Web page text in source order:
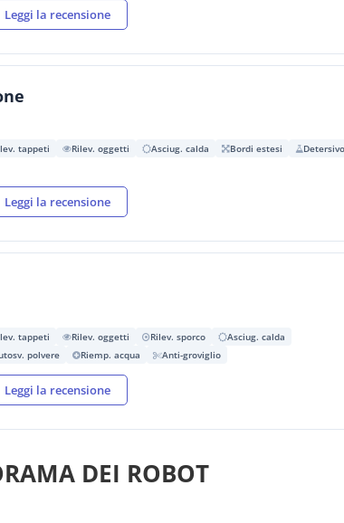
Leggi la recensione
tappeti Rilev. oggetti Asciug. calda Bordi estesi
Detersivo
Leggi la recensione
tappeti Rilev. oggetti Rilev. sporco
Asciug. calda
polvere Riemp. acqua Anti-groviglio
Leggi la recensione
DEI ROBOT